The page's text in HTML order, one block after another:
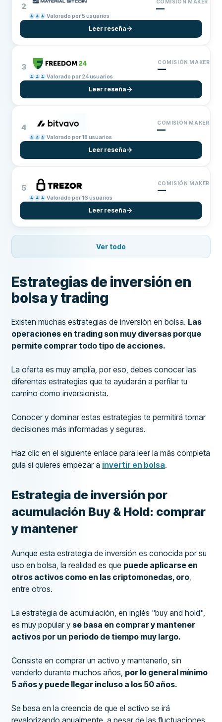
2
Valorado por 5 usuarios
COMISIÓN MAKER
—
Leer reseña
3
Valorado por 24 usuarios
COMISIÓN MAKER
—
Leer reseña
4
Valorado por 18 usuarios
COMISIÓN MAKER
—
Leer reseña
5
Valorado por 16 usuarios
COMISIÓN MAKER
—
Leer reseña
Ver todo
Estrategias de inversión en
bolsa y trading
Existen muchas estrategias de inversión en bolsa. Las
operaciones en trading son muy diversas porque
permite comprar todo tipo de acciones.
La oferta es muy amplía, por eso, debes conocer las
diferentes estrategias que te ayudarán a perfilar tu
camino como inversionista.
Conocer y dominar estas estrategias te permitirá tomar
decisiones más informadas y seguras.
Haz clic en el siguiente enlace para leer la más completa
guía si quieres empezar a invertir en bolsa.
Estrategia de inversión por
acumulación Buy & Hold: comprar
y mantener
Aunque esta estrategia de inversión es conocida por su
uso en bolsa, la realidad es que puede aplicarse en
otros activos como en las criptomonedas, oro,
entre otros.
La estrategia de acumulación, en inglés "buy and hold",
es muy popular y se basa en comprar y mantener
activos por un periodo de tiempo muy largo.
Consiste en comprar un activo y mantenerlo, sin
venderlo durante muchos años, por lo general mínimo
5 años y puede llegar incluso a los 50 años.
Se basa en la creencia de que el activo se irá
revalorizando anualmente, a pesar de las fluctuaciones